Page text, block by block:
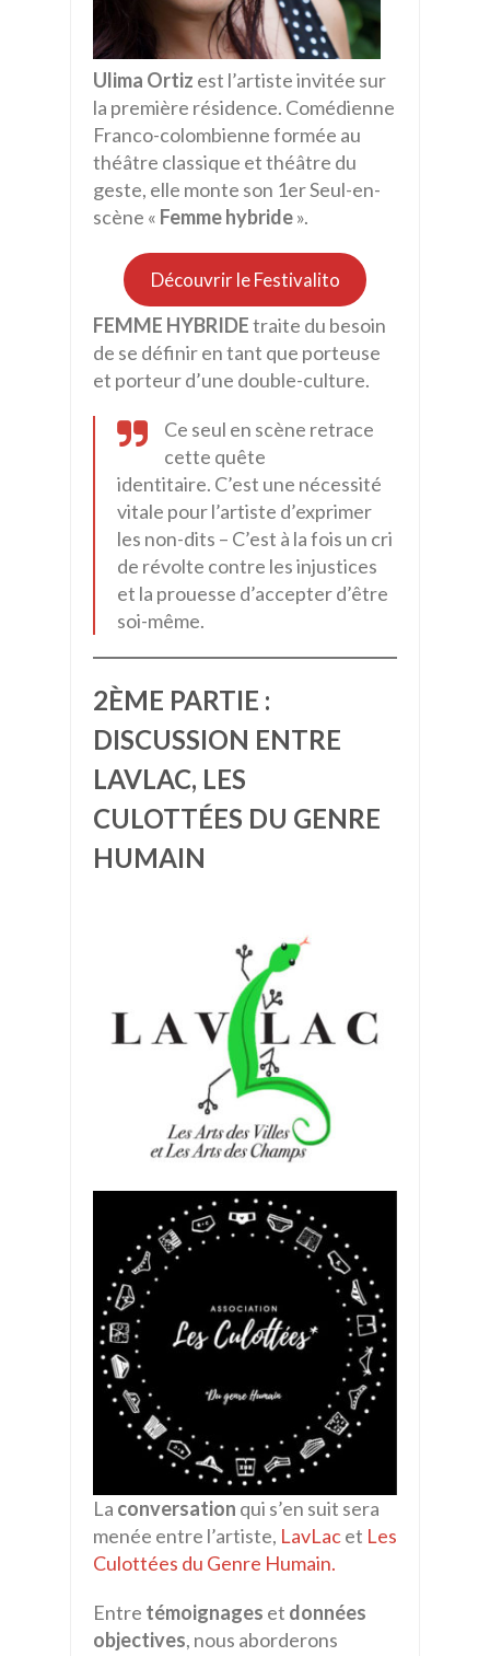
Ulima Ortiz est l’artiste invitée sur
la première résidence. Comédienne
Franco-colombienne formée au
théâtre classique et théâtre du
geste, elle monte son 1er Seul-en-
scène « Femme hybride».
Découvrir le Festivalito
FEMME HYBRIDEtraite du besoin
de se définir en tant que porteuse
et porteur d’une double-culture.
Ce seul en scène retrace
cette quête
identitaire. C’est une nécessité
vitale pour l’artiste d’exprimer
les non-dits – C’est à la fois un cri
de révolte contre les injustices
et la prouesse d’accepter d’être
soi-même.
2ÈME PARTIE :
DISCUSSION ENTRE
LAVLAC, LES
CULOTTÉES DU GENRE
HUMAIN
La conversation qui s’en suit sera
menée entre l’artiste, LavLacet Les
Culottées du Genre Humain.
Entre témoignages et données
objectives, nous aborderons